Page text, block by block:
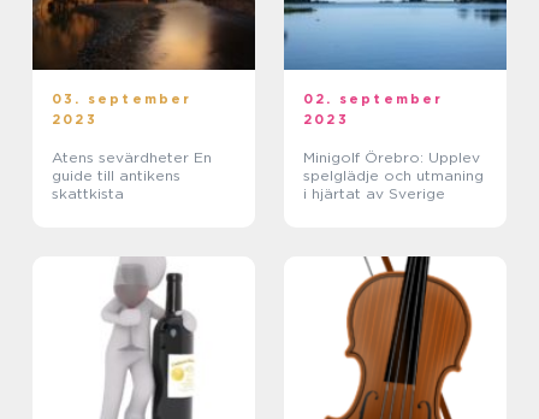
03. september
2023
Atens sevärdheter En
guide till antikens
skattkista
02. september
2023
Minigolf Örebro: Upplev
spelglädje och utmaning
i hjärtat av Sverige